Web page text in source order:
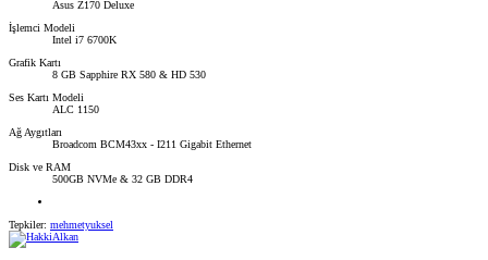
Asus Z170 Deluxe
İşlemci Modeli
Intel i7 6700K
Grafik Kartı
8 GB Sapphire RX 580 & HD 530
Ses Kartı Modeli
ALC 1150
Ağ Aygıtları
Broadcom BCM43xx - I211 Gigabit Ethernet
Disk ve RAM
500GB NVMe & 32 GB DDR4
Tepkiler: mehmetyuksel